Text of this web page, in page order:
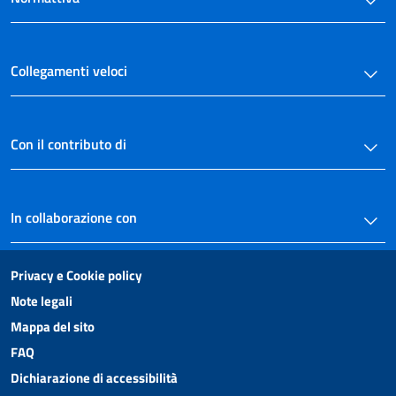
31
DISPOSIZIONI FINALI E TRANSITORIE
34
35
37
Allegati
Tabella A
Tabella A
Collegamenti veloci
Con il contributo di
In collaborazione con
Privacy e Cookie policy
Note legali
Mappa del sito
FAQ
Dichiarazione di accessibilità